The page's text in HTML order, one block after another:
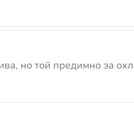
но той предимно за